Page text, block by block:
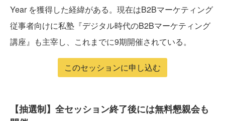
Year を獲得した経緯がある。現在はB2Bマーケティング
従事者向けに私塾『デジタル時代のB2Bマーケティング
講座』も主宰し、これまでに9期開催されている。
このセッションに申し込む
【抽選制】全セッション終了後には無料懇親会も